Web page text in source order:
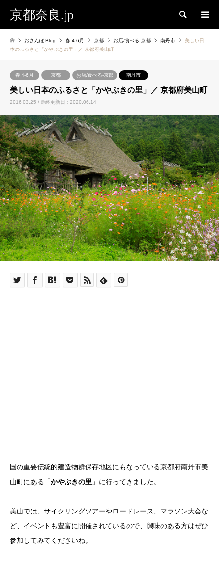
京都奈良.jp 検索
おさんぽ Blog 春 4-6月 京都 お店/食べる-京都 南丹市
美しい日
本のふるさと「かやぶきの里」／ 京都府美山町
春 4-6月 京都 お店/食べる-京都 南丹市
美しい日本のふるさと「かやぶきの里」／ 京都府美山町
2016.03.25 / 最終更新日：2020.06.14
国の重要伝統的建造物群保存地区にもなっている京都府南丹市美
山町にある「かやぶきの里 」に行ってきました。
美山では、サイクリングツアーやロードレース、マラソン大会な
ど、イベントも豊富に開催されているので、興味のある方はぜひ
参加してみてくださいね。